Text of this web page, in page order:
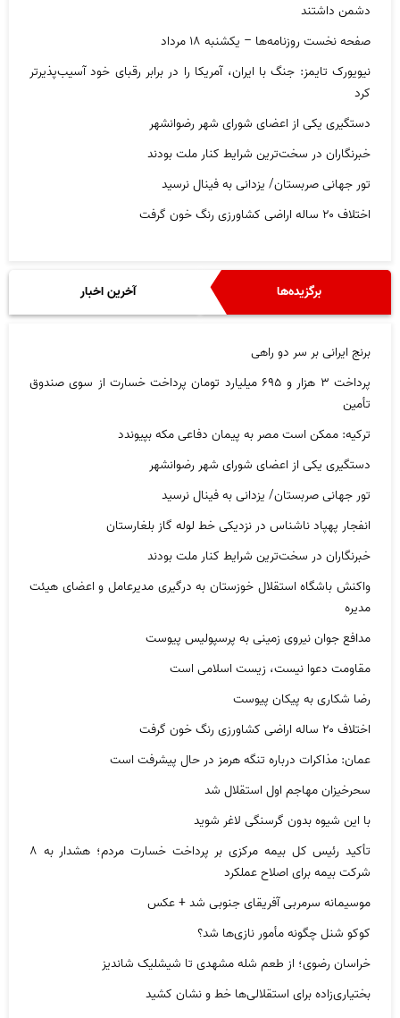
دشمن داشتند
صفحه نخست روزنامه‌ها – یکشنبه ۱۸ مرداد
نیویورک تایمز: جنگ با ایران، آمریکا را در برابر رقبای خود آسیب‌پذیرتر
کرد
دستگیری یکی از اعضای شورای شهر رضوانشهر
خبرنگاران در سخت‌ترین شرایط کنار ملت بودند
تور جهانی صربستان/ یزدانی به فینال نرسید
اختلاف ۲۰ ساله اراضی کشاورزی رنگ خون گرفت
برگزیده‌ها آخرین اخبار
برنج ایرانی بر سر دو راهی
پرداخت ۳ هزار و ۶۹۵ میلیارد تومان پرداخت خسارت از سوی صندوق
تأمین
ترکیه: ممکن است مصر به پیمان دفاعی مکه بپیوندد
دستگیری یکی از اعضای شورای شهر رضوانشهر
تور جهانی صربستان/ یزدانی به فینال نرسید
انفجار پهپاد ناشناس در نزدیکی خط لوله گاز بلغارستان
خبرنگاران در سخت‌ترین شرایط کنار ملت بودند
واکنش باشگاه استقلال خوزستان به درگیری مدیرعامل و اعضای هیئت
مدیره
مدافع جوان نیروی زمینی به پرسپولیس پیوست
مقاومت دعوا نیست، زیست اسلامی است
رضا شکاری به پیکان پیوست
اختلاف ۲۰ ساله اراضی کشاورزی رنگ خون گرفت
عمان: مذاکرات درباره تنگه هرمز در حال پیشرفت است
سحرخیزان مهاجم اول استقلال شد
با این شیوه بدون گرسنگی لاغر شوید
تأکید رئیس کل بیمه مرکزی بر پرداخت خسارت مردم؛ هشدار به ۸
شرکت‌ بیمه برای اصلاح عملکرد
موسیمانه سرمربی آفریقای جنوبی شد + عکس
کوکو شنل چگونه مأمور نازی‌ها شد؟
خراسان رضوی؛ از طعم شله مشهدی تا شیشلیک شاندیز
بختیاری‌زاده برای استقلالی‌ها خط و نشان کشید